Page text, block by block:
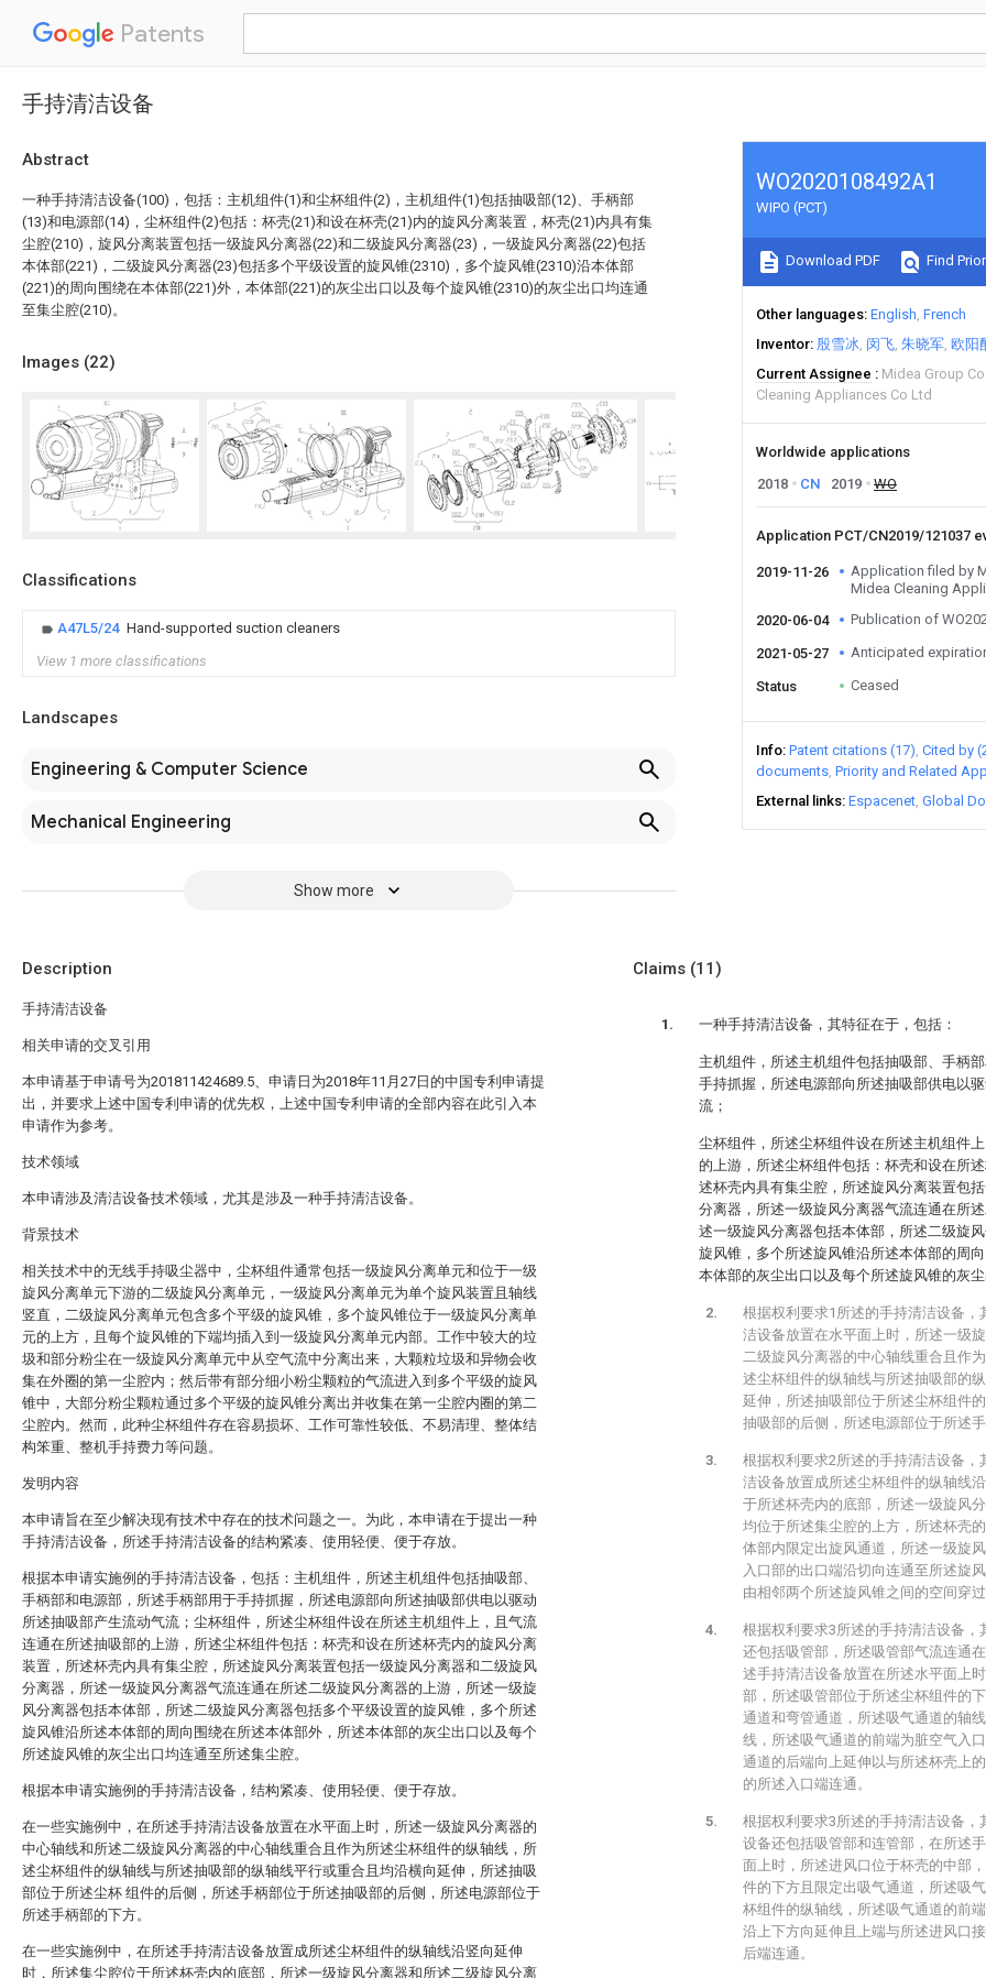
Patents
手持清洁设备
Abstract
一种手持清洁设备(100)，包括：主机组件(1)和尘杯组件(2)，主机组件(1)包括抽吸部(12)、手柄部
(13)和电源部(14)，尘杯组件(2)包括：杯壳(21)和设在杯壳(21)内的旋风分离装置，杯壳(21)内具有集
尘腔(210)，旋风分离装置包括一级旋风分离器(22)和二级旋风分离器(23)，一级旋风分离器(22)包括
本体部(221)，二级旋风分离器(23)包括多个平级设置的旋风锥(2310)，多个旋风锥(2310)沿本体部
(221)的周向围绕在本体部(221)外，本体部(221)的灰尘出口以及每个旋风锥(2310)的灰尘出口均连通
至集尘腔(210)。
Images (22)
Classifications
A47L5/24 Hand-supported suction cleaners
View 1 more classifications
Landscapes
Engineering & Computer Science
Mechanical Engineering
Show more
WO2020108492A1
WIPO (PCT)
Download PDF Find
Other languages English French
Inventor 殷雪冰 闵飞 朱晓军 欧阳
Current Assignee
Midea Group
Cleaning Appliances Co Ltd
Worldwide applications
2018
CN 2019 WO
Application PCT/CN2019/121037
2019-11-26
Application filed by
Midea Cleaning
2020-06-04
Publication of
2021-05-27 Anticipated
Status Ceased
Info Patent citations (17) Cited by
documents Priority and Related
External links Espacenet Global
Description
手持清洁设备
相关申请的交叉引用
本申请基于申请号为201811424689.5、申请日为2018年11月27日的中国专利申请提
出，并要求上述中国专利申请的优先权，上述中国专利申请的全部内容在此引入本
申请作为参考。
技术领域
本申请涉及清洁设备技术领域，尤其是涉及一种手持清洁设备。
背景技术
相关技术中的无线手持吸尘器中，尘杯组件通常包括一级旋风分离单元和位于一级
旋风分离单元下游的二级旋风分离单元，一级旋风分离单元为单个旋风装置且轴线
竖直，二级旋风分离单元包含多个平级的旋风锥，多个旋风锥位于一级旋风分离单
元的上方，且每个旋风锥的下端均插入到一级旋风分离单元内部。工作中较大的垃
圾和部分粉尘在一级旋风分离单元中从空气流中分离出来，大颗粒垃圾和异物会收
集在外圈的第一尘腔内；然后带有部分细小粉尘颗粒的气流进入到多个平级的旋风
锥中，大部分粉尘颗粒通过多个平级的旋风锥分离出并收集在第一尘腔内圈的第二
尘腔内。然而，此种尘杯组件存在容易损坏、工作可靠性较低、不易清理、整体结
构笨重、整机手持费力等问题。
发明内容
本申请旨在至少解决现有技术中存在的技术问题之一。为此，本申请在于提出一种
手持清洁设备，所述手持清洁设备的结构紧凑、使用轻便、便于存放。
根据本申请实施例的手持清洁设备，包括：主机组件，所述主机组件包括抽吸部、
手柄部和电源部，所述手柄部用于手持抓握，所述电源部向所述抽吸部供电以驱动
所述抽吸部产生流动气流；尘杯组件，所述尘杯组件设在所述主机组件上，且气流
连通在所述抽吸部的上游，所述尘杯组件包括：杯壳和设在所述杯壳内的旋风分离
装置，所述杯壳内具有集尘腔，所述旋风分离装置包括一级旋风分离器和二级旋风
分离器，所述一级旋风分离器气流连通在所述二级旋风分离器的上游，所述一级旋
风分离器包括本体部，所述二级旋风分离器包括多个平级设置的旋风锥，多个所述
旋风锥沿所述本体部的周向围绕在所述本体部外，所述本体部的灰尘出口以及每个
所述旋风锥的灰尘出口均连通至所述集尘腔。
根据本申请实施例的手持清洁设备，结构紧凑、使用轻便、便于存放。
在一些实施例中，在所述手持清洁设备放置在水平面上时，所述一级旋风分离器的
中心轴线和所述二级旋风分离器的中心轴线重合且作为所述尘杯组件的纵轴线，所
述尘杯组件的纵轴线与所述抽吸部的纵轴线平行或重合且均沿横向延伸，所述抽吸
部位于所述尘杯 组件的后侧，所述手柄部位于所述抽吸部的后侧，所述电源部位于
所述手柄部的下方。
在一些实施例中，在所述手持清洁设备放置成所述尘杯组件的纵轴线沿竖向延伸
时，所述集尘腔位于所述杯壳内的底部，所述一级旋风分离器和所述二级旋风分离
Claims (11)
一种手持清洁设备，其特征在于，包括：
主机组件，所述主机组件包括抽吸部、手柄
手持抓握，所述电源部向所述抽吸部供电以
流；
尘杯组件，所述尘杯组件设在所述主机组件
的上游，所述尘杯组件包括：杯壳和设在所
述杯壳内具有集尘腔，所述旋风分离装置包
分离器，所述一级旋风分离器气流连通在所
述一级旋风分离器包括本体部，所述二级旋
旋风锥，多个所述旋风锥沿所述本体部的周
本体部的灰尘出口以及每个所述旋风锥的灰
根据权利要求1所述的手持清洁设备，
洁设备放置在水平面上时，所述一级
二级旋风分离器的中心轴线重合且作
述尘杯组件的纵轴线与所述抽吸部的
延伸，所述抽吸部位于所述尘杯组件
抽吸部的后侧，所述电源部位于所述
根据权利要求2所述的手持清洁设备，
洁设备放置成所述尘杯组件的纵轴线
于所述杯壳内的底部，所述一级旋风
均位于所述集尘腔的上方，所述杯壳
体部内限定出旋风通道，所述一级旋
入口部的出口端沿切向连通至所述旋
由相邻两个所述旋风锥之间的空间穿
根据权利要求3所述的手持清洁设备，
还包括吸管部，所述吸管部气流连通
述手持清洁设备放置在所述水平面上
部，所述吸管部位于所述尘杯组件的
通道和弯管通道，所述吸气通道的轴
线，所述吸气通道的前端为脏空气入
通道的后端向上延伸以与所述杯壳上
的所述入口端连通。
根据权利要求3所述的手持清洁设备，
设备还包括吸管部和连管部，在所述
面上时，所述进风口位于杯壳的中部
件的下方且限定出吸气通道，所述吸
杯组件的纵轴线，所述吸气通道的前
沿上下方向延伸且上端与所述进风口
后端连通。